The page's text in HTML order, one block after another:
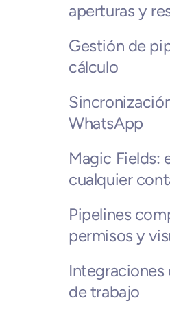
aperturas y
Gestión de
cálculo
WhatsApp
Magic Fields:
cualquier
Pipelines
permisos y
Integraciones
de trabajo